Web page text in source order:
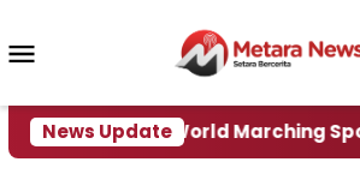
konten
News Update
Rumah World Marching Sport